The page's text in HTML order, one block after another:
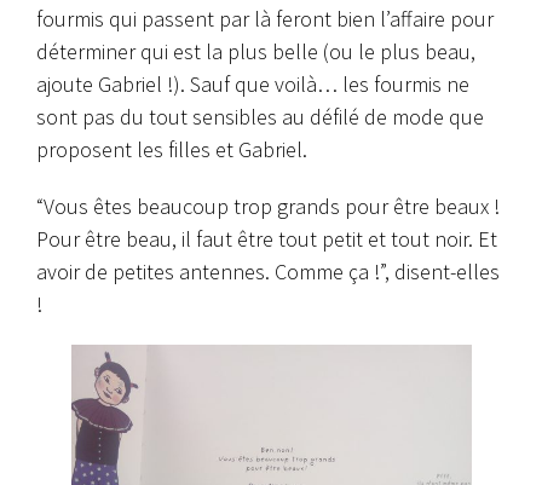
fourmis qui passent par là feront bien l’affaire pour
déterminer qui est la plus belle (ou le plus beau,
ajoute Gabriel !). Sauf que voilà… les fourmis ne
sont pas du tout sensibles au défilé de mode que
proposent les filles et Gabriel.
“Vous êtes beaucoup trop grands pour être beaux !
Pour être beau, il faut être tout petit et tout noir. Et
avoir de petites antennes. Comme ça !”, disent-elles
!